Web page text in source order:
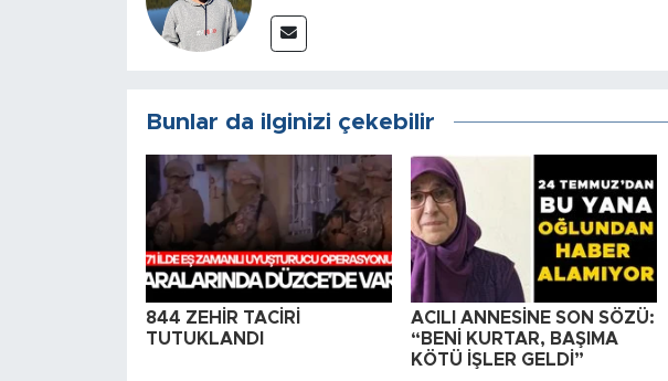
Bunlar da ilginizi çekebilir
844 ZEHİR TACİRİ
TUTUKLANDI
ACILI ANNESİNE SON SÖZÜ:
“BENİ KURTAR, BAŞIMA
KÖTÜ İŞLER GELDİ”